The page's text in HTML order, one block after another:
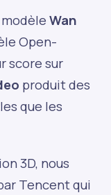
Wan
Open-
score sur
produit des
que les
3D, nous
Tencent qui